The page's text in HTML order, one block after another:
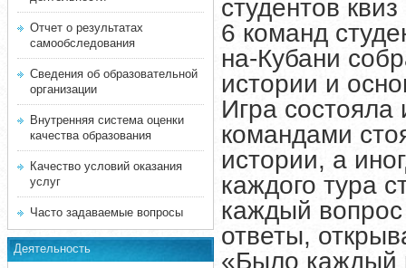
Отчет о результатах
самообследования
Сведения об образовательной
организации
Внутренняя система оценки
качества образования
Качество условий оказания
услуг
Часто задаваемые вопросы
Деятельность
студентов
6 команд
на-Кубани
истории и
Игра состояла
командами
истории, а
каждого тура
каждый
ответы,
«Было каждый